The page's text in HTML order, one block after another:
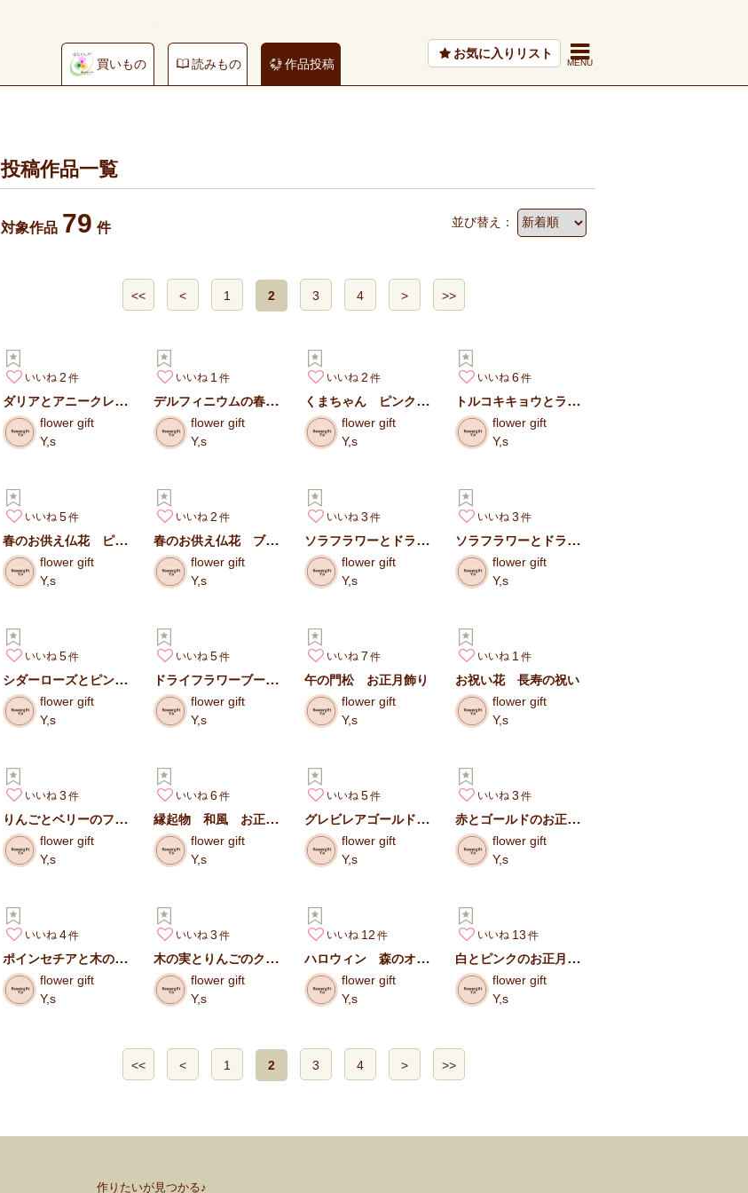
買いもの 読みもの 作品投稿
お気に入りリスト
投稿作品一覧
対象作品 79 件 並び替え：
<< < 1 2 3 4 > >>
いいね 2
ダリアとアニークレマチスのドライフラワーブーケとブートニア
flower gift
Y,s
いいね 1
デルフィニウムの春待ちドライフラワーナチュラルスワッグ
flower gift
Y,s
いいね 2
くまちゃん ピンクのバルーンギフトアレンジ
flower gift
Y,s
いいね 6
トルコキキョウとライスフラワーのバスケットアレンジブーケ
flower gift
Y,s
いいね 5
春のお供え仏花 ピンク
flower gift
Y,s
いいね 2
春のお供え仏花 ブルー
flower gift
Y,s
いいね 3
ソラフラワーとドライフラワーの髪飾り 紫 成人の日
flower gift
Y,s
いいね 3
ソラフラワーとドライフラワーの髪飾り ピンク 成人の日
flower gift
Y,s
いいね 5
シダーローズとピンクッションの春待ちスワッグ
flower gift
Y,s
いいね 5
ドライフラワーブーケとブートニア
flower gift
Y,s
いいね 7
午の門松 お正月飾り
flower gift
Y,s
いいね 1
お祝い花 長寿の祝い
flower gift
Y,s
いいね 3
りんごとベリーのフルーツサンド
flower gift
Y,s
いいね 6
縁起物 和風 お正月飾り ケース入り
flower gift
Y,s
いいね 5
グレビレアゴールドと木の実のクリスマス 三日月リース
flower gift
Y,s
いいね 3
赤とゴールドのお正月飾り しめ縄飾り
flower gift
Y,s
いいね 4
ポインセチアと木の実のクリスマスリース
flower gift
Y,s
いいね 3
木の実とりんごのクリスマスミニリース
flower gift
Y,s
いいね 12
ハロウィン 森のオバケリース
flower gift
Y,s
いいね 13
白とピンクのお正月飾り しめ縄飾り
flower gift
Y,s
<< < 1 2 3 4 > >>
作りたいが見つかる♪